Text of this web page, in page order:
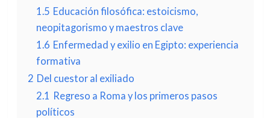
1.5 Educación filosófica: estoicismo,
neopitagorismo y maestros clave
1.6 Enfermedad y exilio en Egipto: experiencia
formativa
2 Del cuestor al exiliado
2.1 Regreso a Roma y los primeros pasos
políticos